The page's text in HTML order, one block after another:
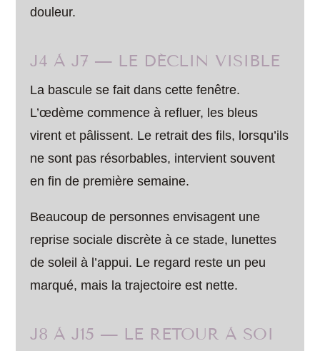
douleur.
J4 À J7 — LE DÉCLIN VISIBLE
La bascule se fait dans cette fenêtre.
L’œdème commence à refluer, les bleus
virent et pâlissent. Le retrait des fils, lorsqu’ils
ne sont pas résorbables, intervient souvent
en fin de première semaine.
Beaucoup de personnes envisagent une
reprise sociale discrète à ce stade, lunettes
de soleil à l’appui. Le regard reste un peu
marqué, mais la trajectoire est nette.
J8 À J15 — LE RETOUR À SOI